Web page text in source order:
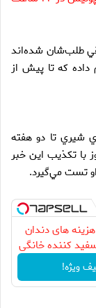
طلب‌شان شده‌اند
داده كه تا پيش از
شيري تا دو هفته
با تكذيب اين خبر
تست مي‌گيرد.
های دندان
کننده خانگی
ویژه!